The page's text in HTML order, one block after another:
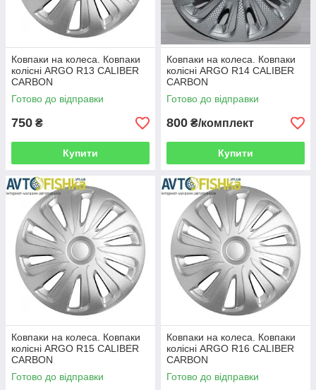
Ковпаки на колеса. Ковпаки
колісні ARGO R13 CALIBER
CARBON
Готово до відправки
750 ₴
Купити
Ковпаки на колеса. Ковпаки
колісні ARGO R14 CALIBER
CARBON
Готово до відправки
800 ₴/комплект
Купити
Ковпаки на колеса. Ковпаки
колісні ARGO R15 CALIBER
CARBON
Готово до відправки
Ковпаки на колеса. Ковпаки
колісні ARGO R16 CALIBER
CARBON
Готово до відправки